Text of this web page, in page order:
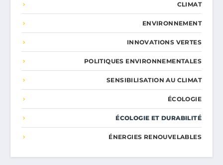
CLIMAT
ENVIRONNEMENT
INNOVATIONS VERTES
POLITIQUES ENVIRONNEMENTALES
SENSIBILISATION AU CLIMAT
ÉCOLOGIE
ÉCOLOGIE ET DURABILITÉ
ÉNERGIES RENOUVELABLES